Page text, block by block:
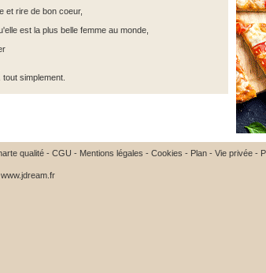
et rire de bon coeur,
est la plus belle femme au monde,
tout simplement.
qualité - CGU - Mentions légales - Cookies - Plan - Vie privée -